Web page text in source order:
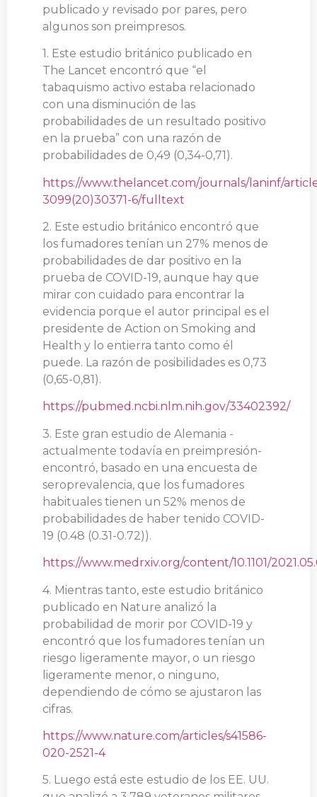
publicado y revisado por pares, pero
algunos son preimpresos.
1. Este estudio británico publicado en
The Lancet encontró que “el
tabaquismo activo estaba relacionado
con una disminución de las
probabilidades de un resultado positivo
en la prueba” con una razón de
probabilidades de 0,49 (0,34-0,71).
https://www.thelancet.com/journals/laninf/
3099(20)30371-6/fulltext
2. Este estudio británico encontró que
los fumadores tenían un 27% menos de
probabilidades de dar positivo en la
prueba de COVID-19, aunque hay que
mirar con cuidado para encontrar la
evidencia porque el autor principal es el
presidente de Action on Smoking and
Health y lo entierra tanto como él
puede. La razón de posibilidades es 0,73
(0,65-0,81).
https://pubmed.ncbi.nlm.nih.gov/33402392/
3. Este gran estudio de Alemania -
actualmente todavía en preimpresión-
encontró, basado en una encuesta de
seroprevalencia, que los fumadores
habituales tienen un 52% menos de
probabilidades de haber tenido COVID-
19 (0.48 (0.31-0.72)).
https://www.medrxiv.org/content/10.1101/
4. Mientras tanto, este estudio británico
publicado en Nature analizó la
probabilidad de morir por COVID-19 y
encontró que los fumadores tenían un
riesgo ligeramente mayor, o un riesgo
ligeramente menor, o ninguno,
dependiendo de cómo se ajustaron las
cifras.
https://www.nature.com/articles/s41586-
020-2521-4
5. Luego está este estudio de los EE. UU.